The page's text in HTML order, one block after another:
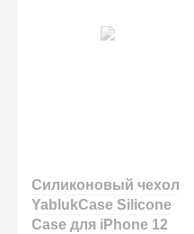
Силиконовый чехол
YablukCase Silicone
Case для iPhone 12